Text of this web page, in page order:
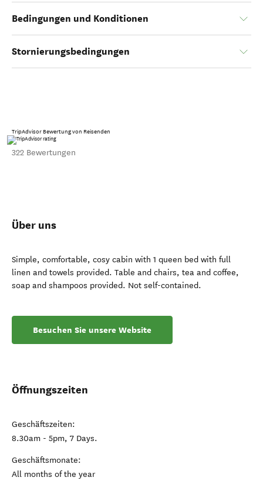
Bedingungen und Konditionen
Stornierungsbedingungen
TripAdvisor Bewertung von Reisenden
322 Bewertungen
Über uns
Simple, comfortable, cosy cabin with 1 queen bed with full
linen and towels provided. Table and chairs, tea and coffee,
soap and shampoos provided. Not self-contained.
Besuchen Sie unsere Website
Öffnungszeiten
Geschäftszeiten:
8.30am - 5pm, 7 Days.
Geschäftsmonate:
All months of the year